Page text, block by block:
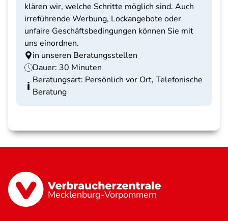
klären wir, welche Schritte möglich sind. Auch
irreführende Werbung, Lockangebote oder
unfaire Geschäftsbedingungen können Sie mit
uns einordnen.
in unseren Beratungsstellen
Dauer: 30 Minuten
Beratungsart: Persönlich vor Ort, Telefonische
Beratung
Mecklenburg-Vorpommern